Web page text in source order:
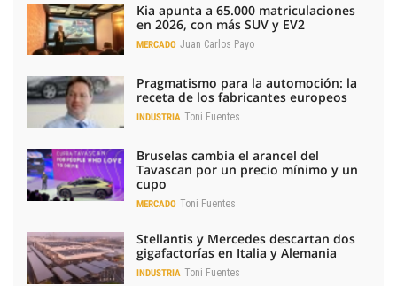
Kia apunta a 65.000 matriculaciones
en 2026, con más SUV y EV2
MERCADO Juan Carlos Payo
Pragmatismo para la automoción: la
receta de los fabricantes europeos
INDUSTRIA Toni Fuentes
Bruselas cambia el arancel del
Tavascan por un precio mínimo y un
cupo
MERCADO Toni Fuentes
Stellantis y Mercedes descartan dos
gigafactorías en Italia y Alemania
INDUSTRIA Toni Fuentes